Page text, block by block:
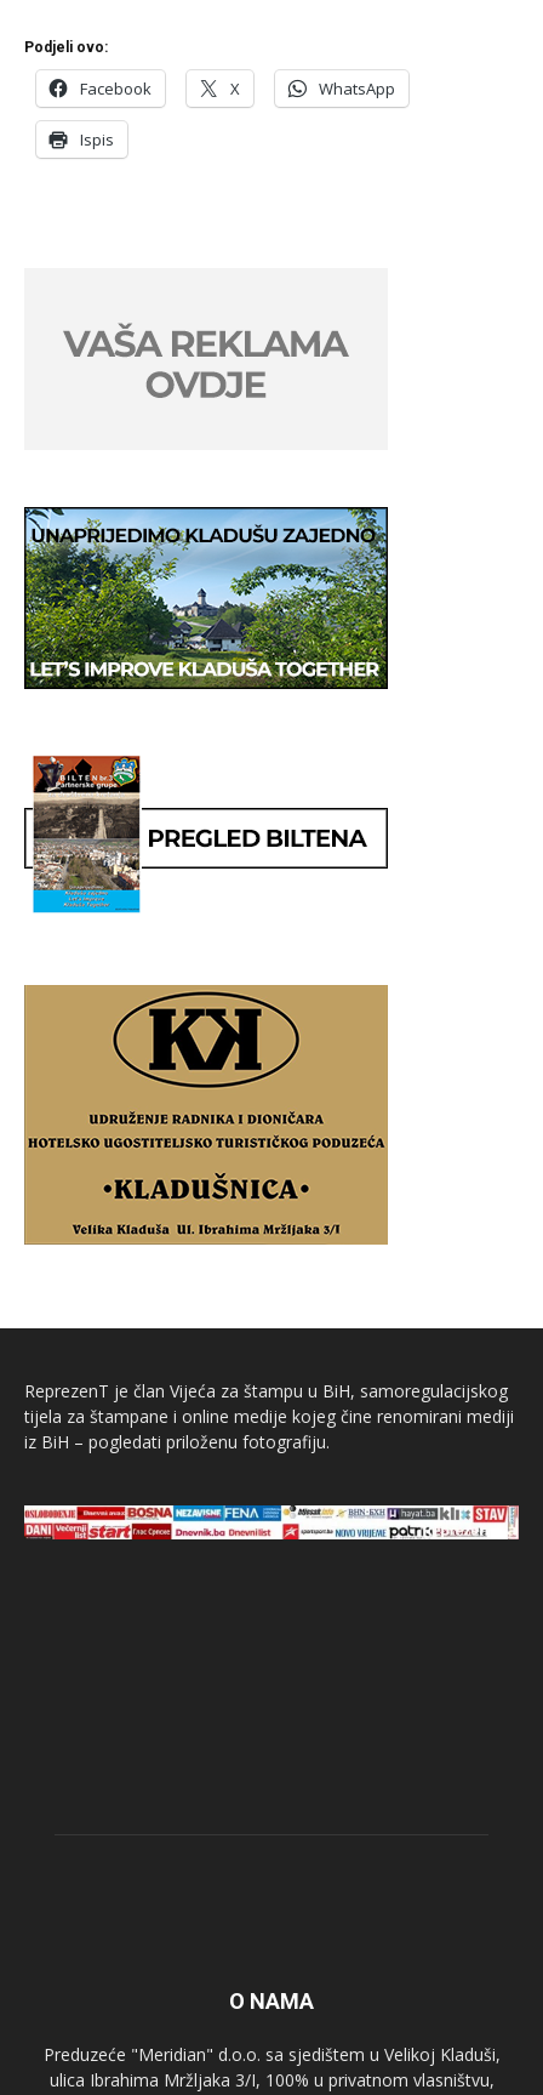
Podjeli ovo:
Facebook X WhatsApp
Ispis
ReprezenT je član Vijeća za štampu u BiH, samoregulacijskog
tijela za štampane i online medije kojeg čine renomirani mediji
iz BiH – pogledati priloženu fotografiju.
O NAMA
Preduzeće "Meridian" d.o.o. sa sjedištem u Velikoj Kladuši,
ulica Ibrahima Mržljaka 3/I, 100% u privatnom vlasništvu,